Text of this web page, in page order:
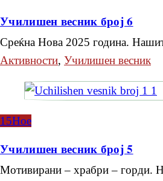
Училишен весник број 6
Среќна Нова 2025 година.
Активности, Училишен весник
15Ное
Училишен весник број 5
Мотивирани – храбри – горди.